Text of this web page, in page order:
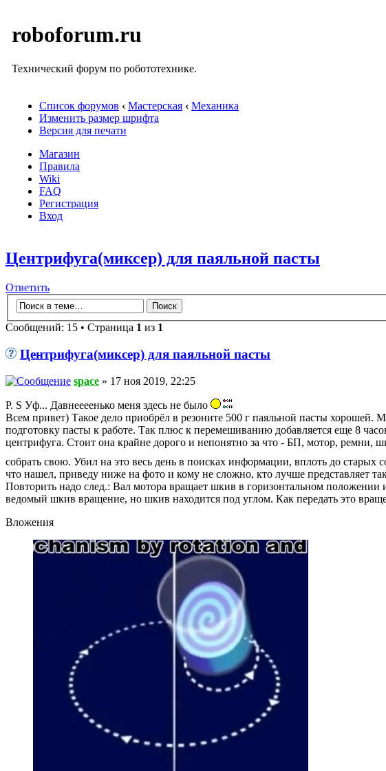
roboforum.ru
Технический форум по робототехнике.
Список форумов ‹ Мастерская ‹ Механика
Изменить размер шрифта
Версия для печати
Магазин
Правила
Wiki
FAQ
Регистрация
Вход
Центрифуга(миксер) для паяльной пасты
Ответить
Сообщений: 15 • Страница 1 из 1
Центрифуга(миксер) для паяльной пасты
space » 17 ноя 2019, 22:25
P. S Уф... Давнеееенько меня здесь не было
Всем привет) Такое дело приобрёл в резоните 500 г паяльной пасты
подготовку пасты к работе. Так плюс к перемешиванию добавляется еще 8
центрифуга. Стоит она крайне дорого и непонятно за что - БП, мотор,
собрать свою. Убил на это весь день в поисках информации, вплоть до старых
что нашел, приведу ниже на фото и кому не сложно, кто лучше представляет
Повторить надо след.: Вал мотора вращает шкив в горизонтальном положении
ведомый шкив вращение, но шкив находится под углом. Как передать это
Вложения